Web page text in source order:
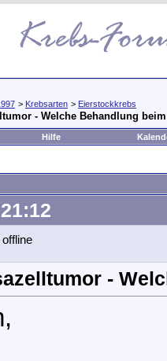
> Krebsarten > Eierstockkrebs
- Welche Behandlung
Hilfe
-